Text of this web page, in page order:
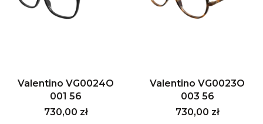
Valentino VG0024O
001 56
Cena
730,00 zł
Valentino VG0023O
003 56
Cena
730,00 zł